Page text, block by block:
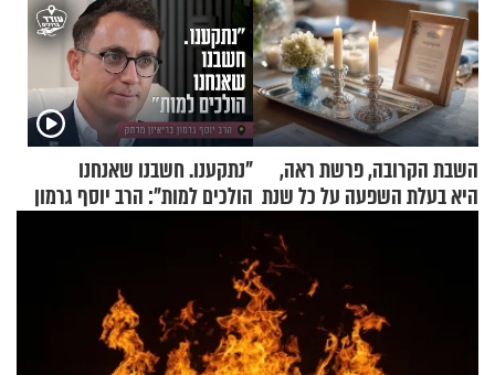
השבת הקרובה, פרשת ראה,
היא בעלת השפעה על כל שנת
"נתקענו. חשבנו שאנחנו
הולכים למות": הרב יוסף גרמון